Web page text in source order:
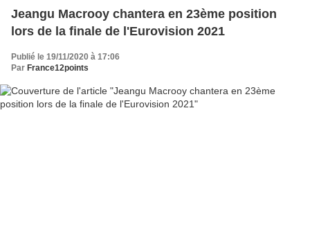
Jeangu Macrooy chantera en 23ème position
lors de la finale de l'Eurovision 2021
Publié le 19/11/2020 à 17:06
Par France12points